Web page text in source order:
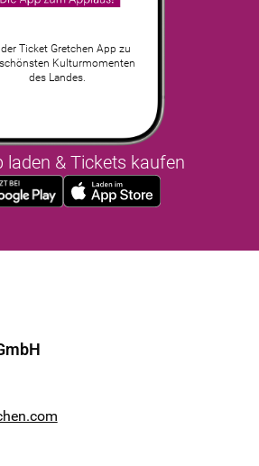
Ticket Gretchen App zu
Kulturmomenten
des Landes.
laden & Tickets kaufen